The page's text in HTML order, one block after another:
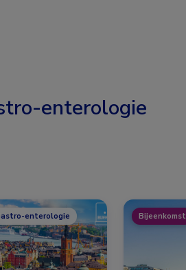
enterologie
enterologie Bijeenkomst